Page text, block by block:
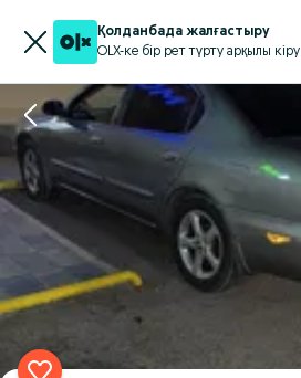
Қолданбада жалғастыру
OLX-ке бір рет түрту арқылы кіру